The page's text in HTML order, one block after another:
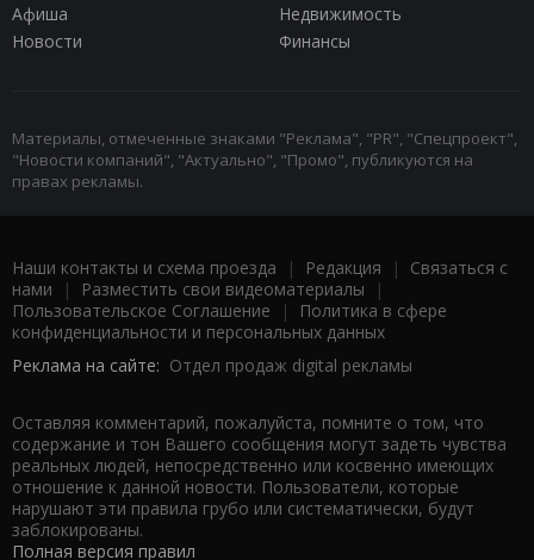
Афиша
Недвижимость
Новости
Финансы
Материалы, отмеченные знаками "Реклама", "PR", "Спецпроект",
"Новости компаний", "Актуально", "Промо", публикуются на
правах рекламы.
Наши контакты и схема проезда | Редакция | Связаться с
нами | Разместить свои видеоматериалы |
Пользовательское Соглашение |
Политика в сфере
конфиденциальности и персональных данных
Реклама на сайте: Отдел продаж digital рекламы
Оставляя комментарий, пожалуйста, помните о том, что
содержание и тон Вашего сообщения могут задеть чувства
реальных людей, непосредственно или косвенно имеющих
отношение к данной новости. Пользователи, которые
нарушают эти правила грубо или систематически, будут
заблокированы.
Полная версия правил